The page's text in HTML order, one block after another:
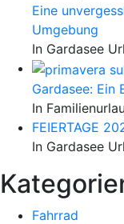
Eine
Umgebung
In Gardasee
Gardasee: Ein
In
FEIERTAGE
In Gardasee
Fahrrad